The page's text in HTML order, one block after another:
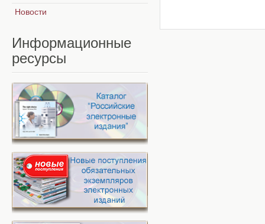
Новости
Информационные
ресурсы